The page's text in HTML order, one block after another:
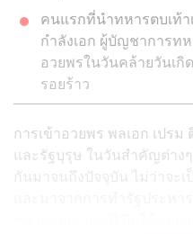
คนแรกที่นำทหารตบเท้
กำลังเอก ผู้บัญชาการท
อวยพรในวันคล้ายวันเ
รอยร้าว
การเข้าอวยพร พลเอก เป
และรัฐบุรุษ ในวันสำคัญต่าง
กันมาจนถึงปัจจุบัน ไม่ว่าจะ